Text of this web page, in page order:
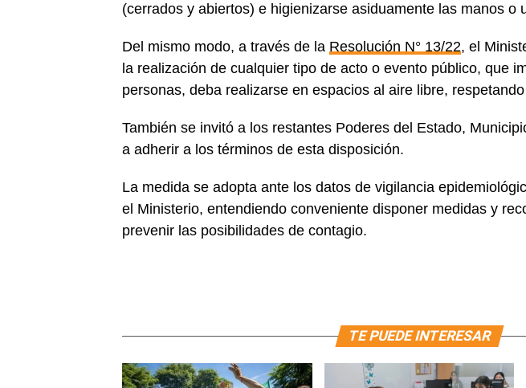
(cerrados y abiertos) e higienizarse asiduamente las manos o
Del mismo modo, a través de la Resolución N° 13/22, el
la realización de cualquier tipo de acto o evento público, que
personas, deba realizarse en espacios al aire libre,
También se invitó a los restantes Poderes del Estado,
a adherir a los términos de esta disposición.
La medida se adopta ante los datos de vigilancia
el Ministerio, entendiendo conveniente disponer medidas y
prevenir las posibilidades de contagio.
TE PUEDE INTERESAR